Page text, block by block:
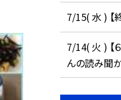
7/15( 水 ) 【
7/14( 火 ) 【
んの読み聞